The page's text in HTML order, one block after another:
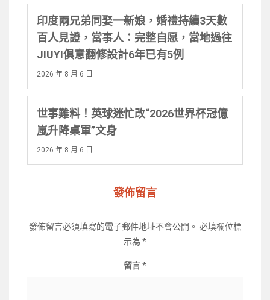
印度兩兄弟同娶一新娘，婚禮持續3天數
百人見證，當事人：完整自愿，當地過往
JIUYI俱意翻修設計6年已有5例
2026 年 8 月 6 日
世事難料！英球迷忙改“2026世界杯冠億
嵐升降桌軍”文身
2026 年 8 月 6 日
發佈留言
發佈留言必須填寫的電子郵件地址不會公開。 必填欄位標
示為 *
留言*